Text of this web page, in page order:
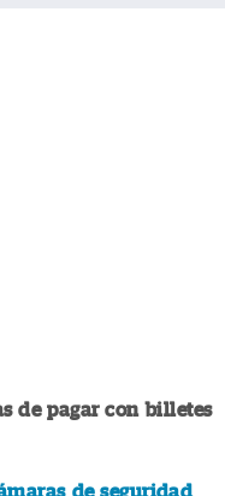
de pagar con billetes